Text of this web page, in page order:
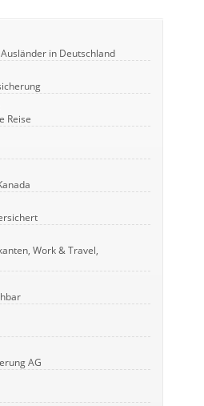
in Deutschland
Reise
Work & Travel,
AG